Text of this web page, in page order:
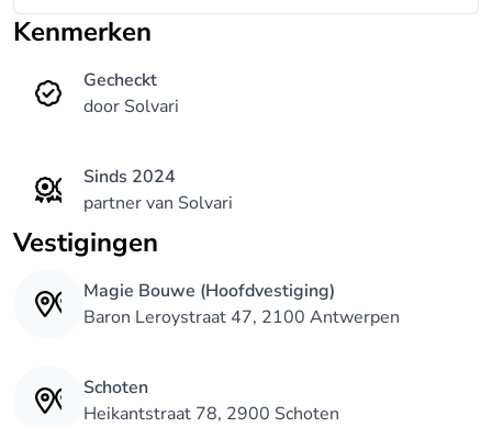
Kenmerken
Gecheckt
door Solvari
Sinds 2024
partner van Solvari
Vestigingen
Magie Bouwe (Hoofdvestiging)
Baron Leroystraat 47, 2100 Antwerpen
Schoten
Heikantstraat 78, 2900 Schoten